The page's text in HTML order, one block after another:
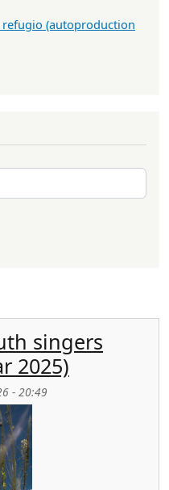
singers
2025)
- 20:49
refugio (autoproduction